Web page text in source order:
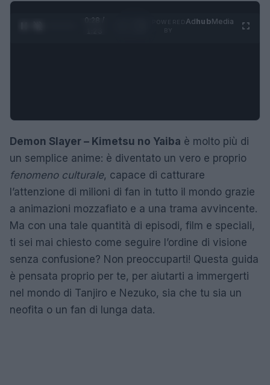
0:29 /
AdhubMedia
Demon Slayer – Kimetsu no Yaiba è molto più di
un semplice anime: è diventato un vero e proprio
fenomeno culturale, capace di catturare
l’attenzione di milioni di fan in tutto il mondo grazie
a animazioni mozzafiato e a una trama avvincente.
Ma con una tale quantità di episodi, film e speciali,
ti sei mai chiesto come seguire l’ordine di visione
senza confusione? Non preoccuparti! Questa guida
è pensata proprio per te, per aiutarti a immergerti
nel mondo di Tanjiro e Nezuko, sia che tu sia un
neofita o un fan di lunga data.